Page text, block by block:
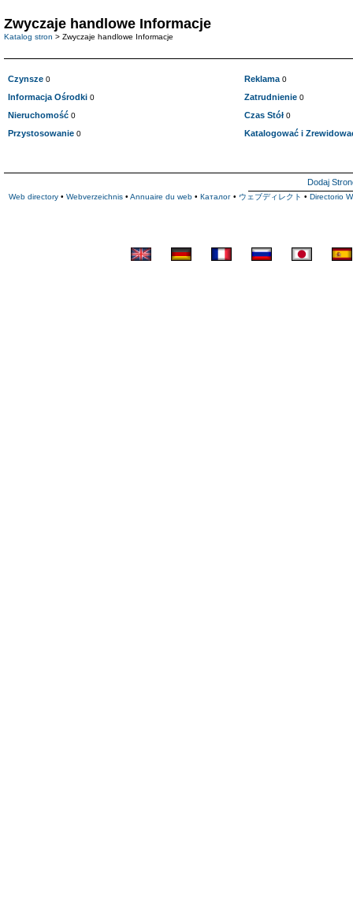
Zwyczaje handlowe Informacje
Katalog stron > Zwyczaje handlowe Informacje
Czynsze 0
Informacja Ośrodki 0
Nieruchomość 0
Przystosowanie 0
Reklama 0
Zatrudnienie 0
Czas Stół 0
Katalogować i
Dodaj
Web directory • Webverzeichnis • Annuaire du web • Каталог • ウェブディレクト • Directorio